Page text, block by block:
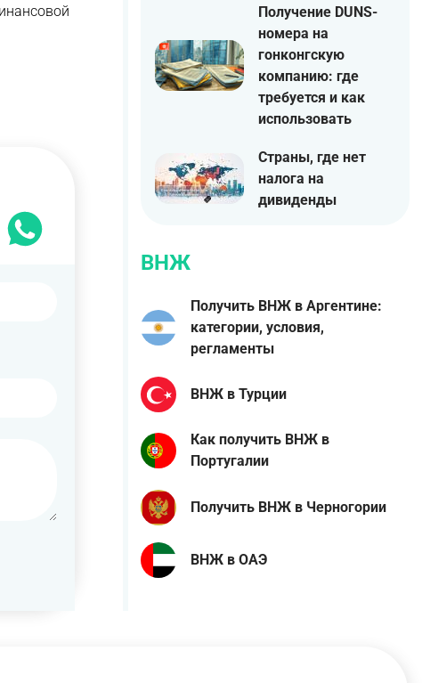
Получение DUNS-
номера на
гонконгскую
компанию: где
требуется и как
использовать
Страны, где нет
налога на
дивиденды
ВНЖ
Получить ВНЖ в Аргентине:
категории, условия,
регламенты
ВНЖ в Турции
Как получить ВНЖ в
Португалии
Получить ВНЖ в Черногории
ВНЖ в ОАЭ